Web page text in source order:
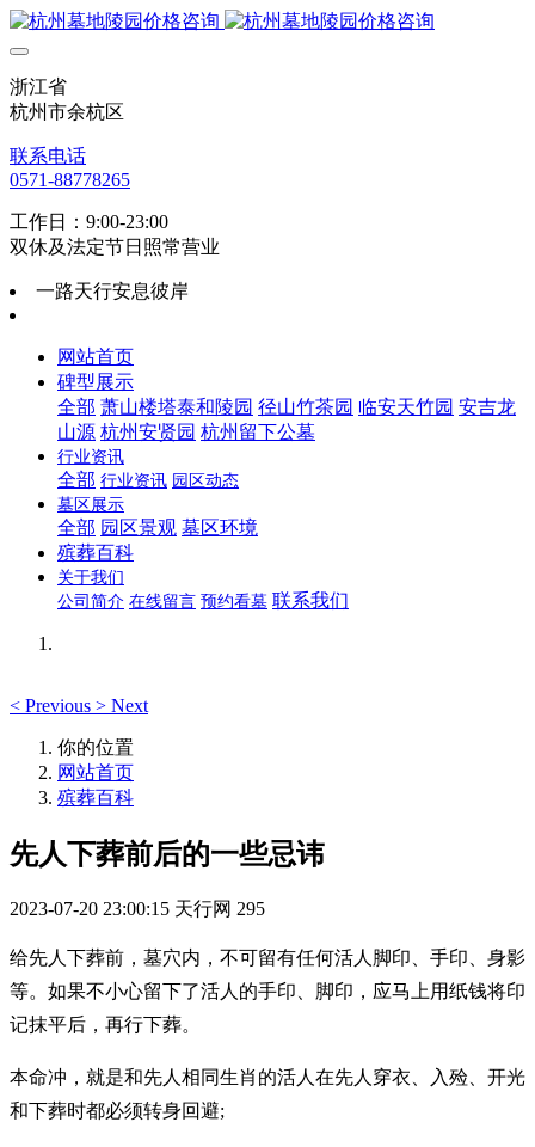
浙江省
杭州市余杭区
联系电话
0571-88778265
工作日：9:00-23:00
双休及法定节日照常营业
一路天行安息彼岸
网站首页
碑型展示
全部 萧山楼塔泰和陵园 径山竹茶园 临安天竹园 安吉龙
山源 杭州安贤园 杭州留下公墓
行业资讯
全部 行业资讯 园区动态
墓区展示
全部 园区景观 墓区环境
殡葬百科
关于我们
公司简介 在线留言 预约看墓 联系我们
< Previous > Next
你的位置
网站首页
殡葬百科
先人下葬前后的一些忌讳
2023-07-20 23:00:15 天行网 295
给先人下葬前，墓穴内，不可留有任何活人脚印、手印、身影
等。如果不小心留下了活人的手印、脚印，应马上用纸钱将印
记抹平后，再行下葬。
本命冲，就是和先人相同生肖的活人在先人穿衣、入殓、开光
和下葬时都必须转身回避;